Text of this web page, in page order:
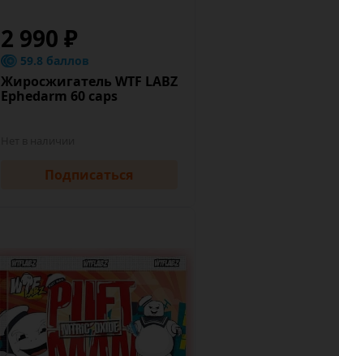
2 990 ₽
59.8 баллов
Жиросжигатель WTF LABZ
Ephedarm 60 caps
Подписаться